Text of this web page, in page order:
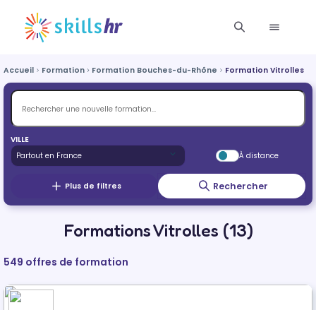
Accueil Formation Formation Bouches-du-Rhône Formation Vitrolles
VILLE
À distance
Plus de filtres Rechercher
Formations Vitrolles (13)
549 offres de formation